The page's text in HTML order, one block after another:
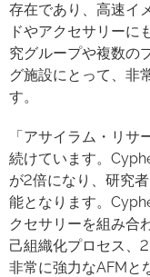
存在であり、高速イ
ドやアクセサリーに
究グループや複数の
グ施設にとって、非
す。
「アサイラム・リ
続けています。
が2倍になり、研究
能となります。
クセサリーを組み合
己組織化プロセス、
非常に強力なAFMと